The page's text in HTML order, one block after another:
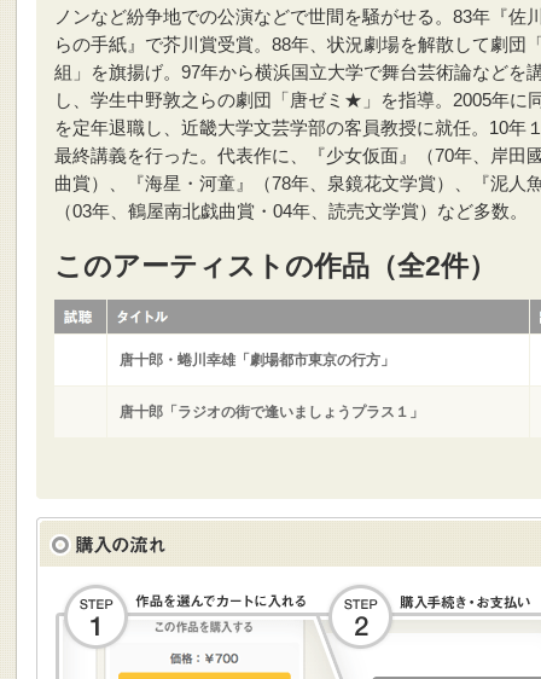
ノンなど紛争地での公演などで世間を騒がせる。83年『佐
らの手紙』で芥川賞受賞。88年、状況劇場を解散して劇団
組」を旗揚げ。97年から横浜国立大学で舞台芸術論などを
し、学生中野敦之らの劇団「唐ゼミ★」を指導。2005年に
を定年退職し、近畿大学文芸学部の客員教授に就任。10年
最終講義を行った。代表作に、『少女仮面』（70年、岸田
曲賞）、『海星・河童』（78年、泉鏡花文学賞）、『泥人
（03年、鶴屋南北戯曲賞・04年、読売文学賞）など多数。
このアーティストの作品（全2件）
唐十郎・蜷川幸雄「劇場都市東京の行方」
唐十郎「ラジオの街で逢いましょうプラス１」